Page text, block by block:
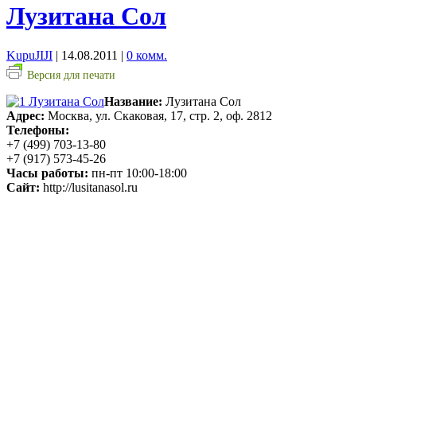
Лузитана Сол
KupuJIJI | 14.08.2011 | 0 комм.
Версия для печати
Название: Лузитана Сол
Адрес: Москва, ул. Скаковая, 17, стр. 2, оф. 2812
Телефоны:
+7 (499) 703-13-80
+7 (917) 573-45-26
Часы работы: пн-пт 10:00-18:00
Сайт: http://lusitanasol.ru